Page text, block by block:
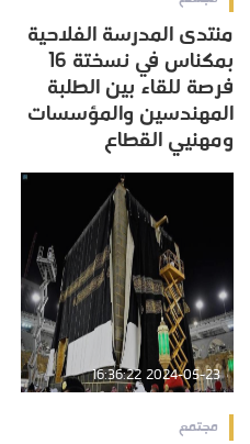
منتدى المدرسة الفلاحية
بمكناس في نسختة 16
فرصة للقاء بين الطلبة
المهندسين والمؤسسات
ومهنيي القطاع
2024-05-23 16:36:22
مجتمع